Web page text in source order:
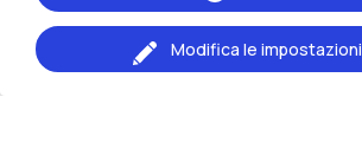
Modifica le impostazioni